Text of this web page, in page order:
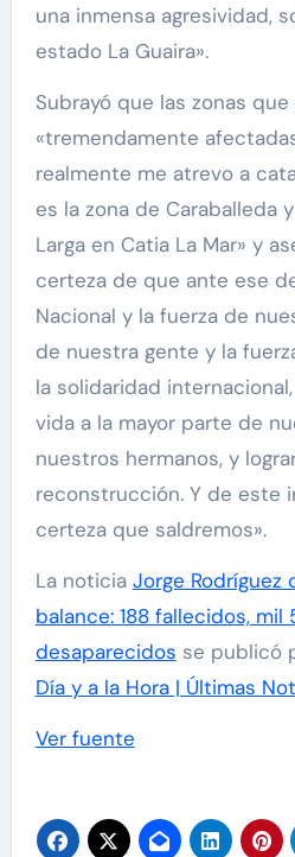
una inmensa agresividad,
estado La Guaira».
Subrayó que las zonas
«tremendamente
realmente me atrevo a
es la zona de Caraballeda
Larga en Catia La Mar» y
certeza de que ante ese
Nacional y la fuerza de
de nuestra gente y la
la solidaridad
vida a la mayor parte de
nuestros hermanos, y
reconstrucción. Y de este
certeza que saldremos».
La noticia Jorge Rodríguez
balance: 188 fallecidos, mil
desaparecidos se publicó
Día y a la Hora | Últimas
Ver fuente